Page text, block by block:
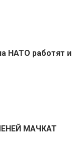
НАТО работят и
МАЧКАТ